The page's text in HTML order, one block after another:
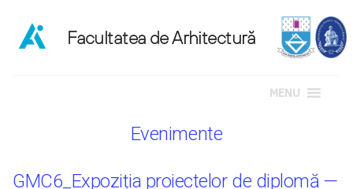
MENU
Evenimente
GMC6_Expoziția proiectelor de diplomă —